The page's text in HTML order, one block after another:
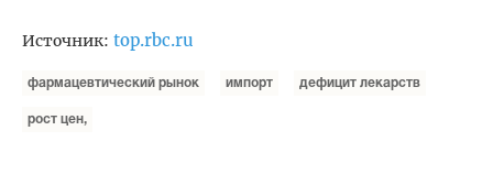
Источник: top.rbc.ru
фармацевтический рынок импорт дефицит лекарств
рост цен,